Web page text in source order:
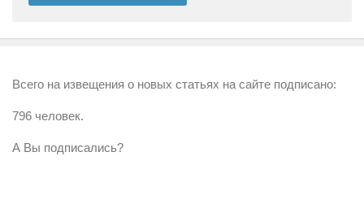
Всего на извещения о новых статьях на сайте подписано:
796 человек.
А Вы подписались?